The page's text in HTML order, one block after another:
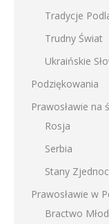
Tradycje
Trudny Świat
Ukraińskie
Podziękowania
Prawosławie na
Rosja
Serbia
Stany
Prawosławie w
Bractwo